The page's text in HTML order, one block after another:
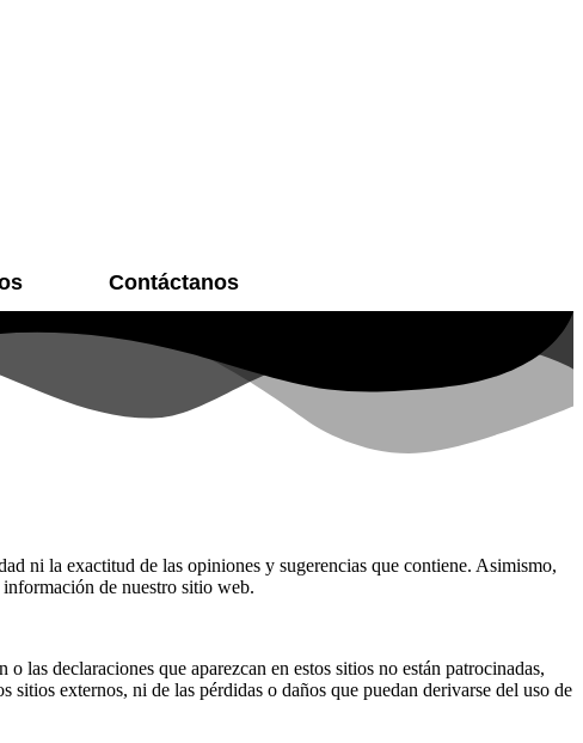
Contáctanos
ni la exactitud de las opiniones y sugerencias que contiene. Asimismo,
de nuestro sitio web.
declaraciones que aparezcan en estos sitios no están patrocinadas,
externos, ni de las pérdidas o daños que puedan derivarse del uso de